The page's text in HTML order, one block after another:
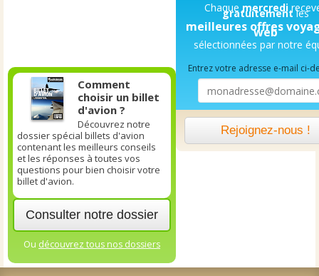
Comment
choisir un billet
d'avion ?
Découvrez notre
dossier spécial billets d'avion
contenant les meilleurs conseils
et les réponses à toutes vos
questions pour bien choisir votre
billet d'avion.
Consulter notre dossier
Ou découvrez tous nos dossiers
Chaquemercredi
gratuitementles
meilleures offres
web
sélectionnées par notre
Entrez votre adresse e-mail ci-
Rejoignez-nous !